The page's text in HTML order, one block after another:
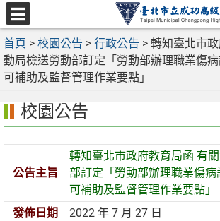
跳
至
主
要
內
選
單
首頁 > 校園公告 > 行政公告 > 轉知臺北市
動局檢送勞動部訂定「勞動部辦理職業傷
可補助及監督管理作業要點」
校園公告
公告主旨
轉知臺北市政府教育局函 有
部訂定「勞動部辦理職業傷
可補助及監督管理作業要點」
發佈日期
2022 年 7 月 27 日